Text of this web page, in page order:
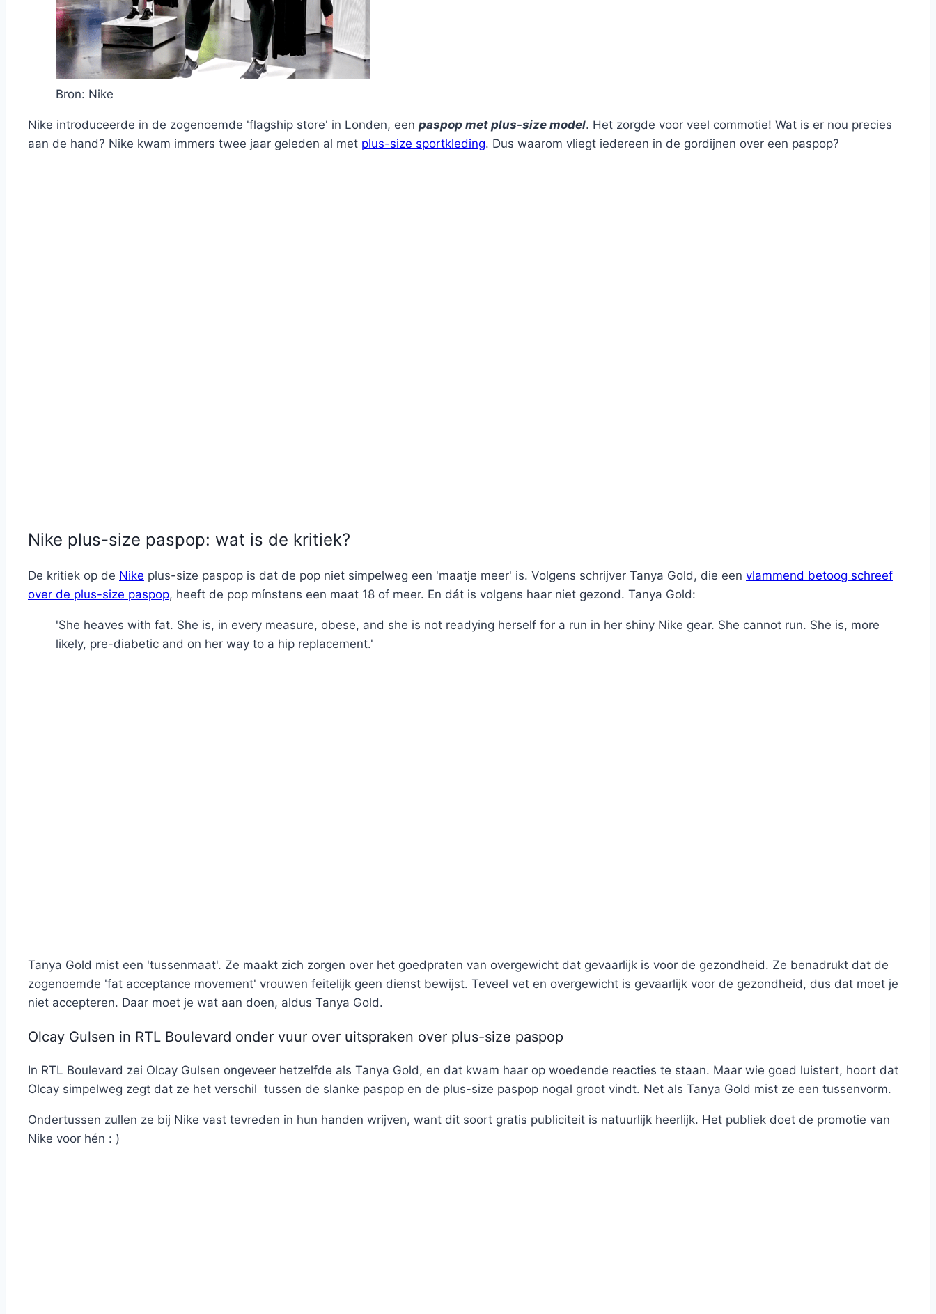
Bron: Nike
Nike introduceerde in de zogenoemde 'flagship store' in Londen, een paspop met plus-size model. Het zorgde voor veel commotie! Wat is er nou precies
aan de hand? Nike kwam immers twee jaar geleden al met plus-size sportkleding. Dus waarom vliegt iedereen in de gordijnen over een paspop?
Nike plus-size paspop: wat is de kritiek?
De kritiek op de Nike plus-size paspop is dat de pop niet simpelweg een 'maatje meer' is. Volgens schrijver Tanya Gold, die een vlammend betoog schreef
over de plus-size paspop, heeft de pop mínstens een maat 18 of meer. En dát is volgens haar niet gezond. Tanya Gold:
'She heaves with fat. She is, in every measure, obese, and she is not readying herself for a run in her shiny Nike gear. She cannot run. She is, more
likely, pre-diabetic and on her way to a hip replacement.'
Tanya Gold mist een 'tussenmaat'. Ze maakt zich zorgen over het goedpraten van overgewicht dat gevaarlijk is voor de gezondheid. Ze benadrukt dat de
zogenoemde 'fat acceptance movement' vrouwen feitelijk geen dienst bewijst. Teveel vet en overgewicht is gevaarlijk voor de gezondheid, dus dat moet je
niet accepteren. Daar moet je wat aan doen, aldus Tanya Gold.
Olcay Gulsen in RTL Boulevard onder vuur over uitspraken over plus-size paspop
In RTL Boulevard zei Olcay Gulsen ongeveer hetzelfde als Tanya Gold, en dat kwam haar op woedende reacties te staan. Maar wie goed luistert, hoort dat
Olcay simpelweg zegt dat ze het verschil tussen de slanke paspop en de plus-size paspop nogal groot vindt. Net als Tanya Gold mist ze een tussenvorm.
Ondertussen zullen ze bij Nike vast tevreden in hun handen wrijven, want dit soort gratis publiciteit is natuurlijk heerlijk. Het publiek doet de promotie van
Nike voor hén : )